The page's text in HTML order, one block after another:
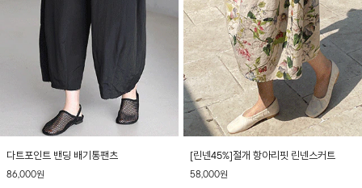
다트포인트 밴딩 배기통팬츠
86,000원
[린넨45%]절개 항아리핏 린넨스커트
58,000원